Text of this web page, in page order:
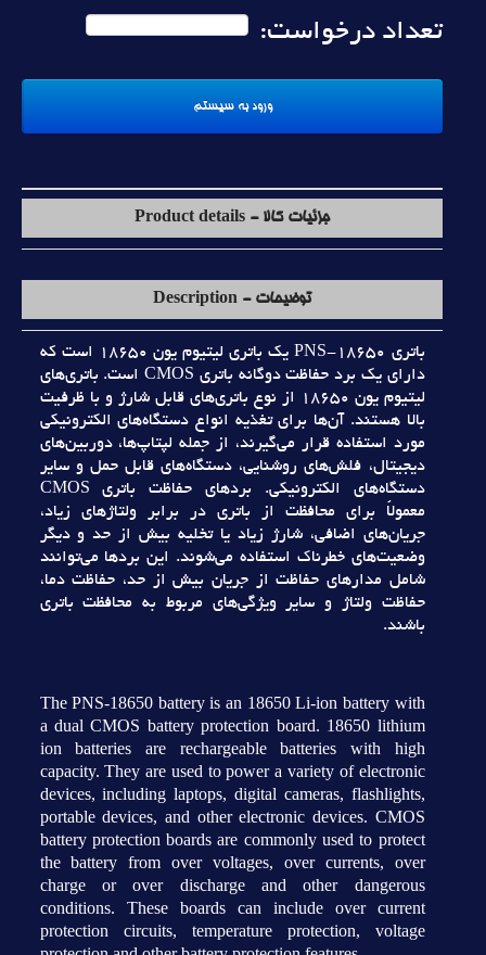
تعداد درخواست:
جزئیات کالا - Product details
توضیحات - Description
باتري PNS-18650 يک باتري ليتيوم يون 18650 است که
داراي يک برد حفاظت دوگانه باتري CMOS است. باتري‌هاي
ليتيوم يون 18650 از نوع باتري‌هاي قابل شارژ و با ظرفيت
بالا هستند. آن‌ها براي تغذيه انواع دستگاه‌هاي الکترونيکي
مورد استفاده قرار مي‌گيرند، از جمله لپتاپ‌ها، دوربين‌هاي
ديجيتال، فلش‌هاي روشنايي، دستگاه‌هاي قابل حمل و ساير
دستگاه‌هاي الکترونيکي. بردهاي حفاظت باتري CMOS
معمولاً براي محافظت از باتري در برابر ولتاژهاي زياد،
جريان‌هاي اضافي، شارژ زياد يا تخليه بيش از حد و ديگر
وضعيت‌هاي خطرناک استفاده مي‌شوند. اين بردها مي‌توانند
شامل مدارهاي حفاظت از جريان بيش از حد، حفاظت دما،
حفاظت ولتاژ و ساير ويژگي‌هاي مربوط به محافظت باتري
باشند.
The PNS-18650 battery is an 18650 Li-ion battery with
a dual CMOS battery protection board. 18650 lithium
ion batteries are rechargeable batteries with high
capacity. They are used to power a variety of electronic
devices, including laptops, digital cameras, flashlights,
portable devices, and other electronic devices. CMOS
battery protection boards are commonly used to protect
the battery from over voltages, over currents, over
charge or over discharge and other dangerous
conditions. These boards can include over current
protection circuits, temperature protection, voltage